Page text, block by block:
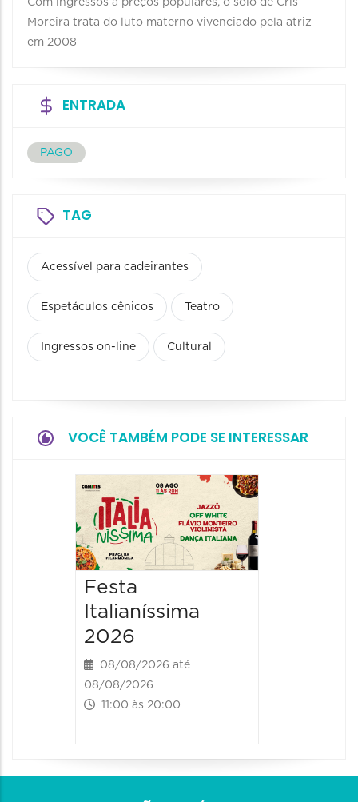
Com ingressos a preços populares, o solo de Cris
Moreira trata do luto materno vivenciado pela atriz
em 2008
ENTRADA
PAGO
TAG
Acessível para cadeirantes
Espetáculos cênicos Teatro
Ingressos on-line Cultural
VOCÊ TAMBÉM PODE SE INTERESSAR
Festa
Italianíssima
2026
08/08/2026 até
08/08/2026
11:00 às 20:00